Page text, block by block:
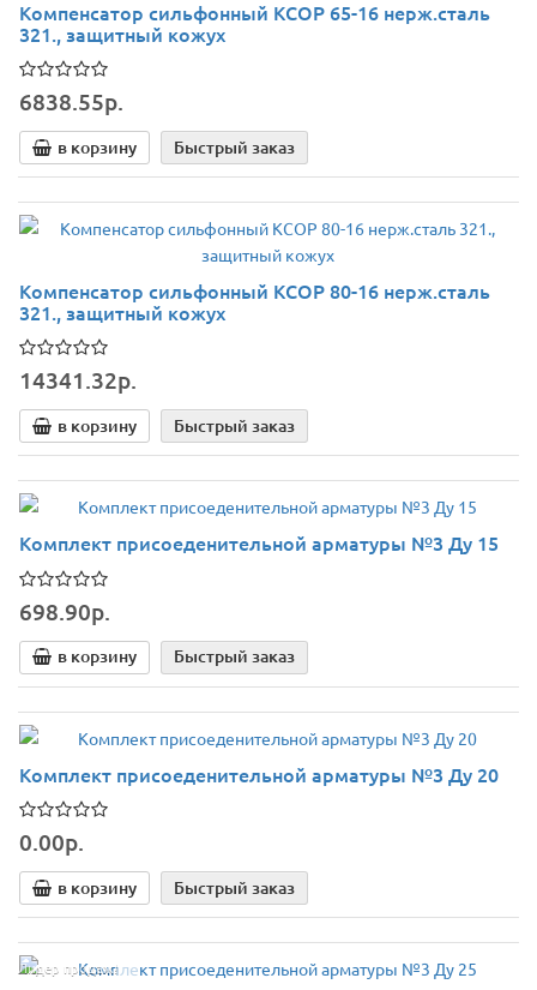
Компенсатор сильфонный КСОР 65-16 нерж.сталь
321., защитный кожух
6838.55р.
в корзину Быстрый заказ
Компенсатор сильфонный КСОР 80-16 нерж.сталь
321., защитный кожух
14341.32р.
в корзину Быстрый заказ
Комплект присоеденительной арматуры №3 Ду 15
698.90р.
в корзину Быстрый заказ
Комплект присоеденительной арматуры №3 Ду 20
0.00р.
в корзину Быстрый заказ
Лидер продаж!